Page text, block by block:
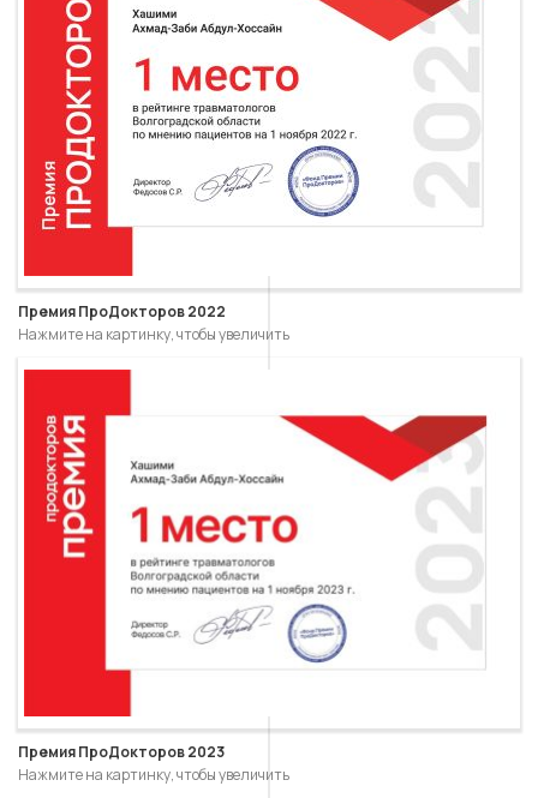
Премия ПроДокторов 2022
Нажмите на картинку, чтобы увеличить
Премия ПроДокторов 2023
Нажмите на картинку, чтобы увеличить